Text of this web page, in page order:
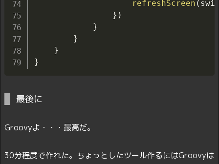
refreshScreen (
} )
}
}
}
}
最後に
Groovyよ・・・最高だ。
30分程度で作れた。ちょっとしたツール作るにはGroovyは